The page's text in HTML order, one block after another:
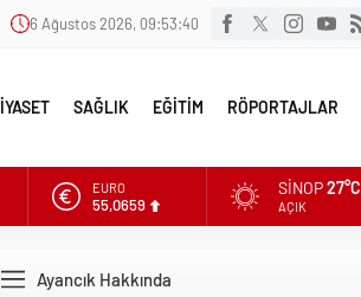
6 Ağustos 2026, 09:53:41
SAĞLIK EĞİTİM RÖPORTAJLAR
EURO
55,0659
SINOP27°C
AÇIK
Ayancık Hakkında